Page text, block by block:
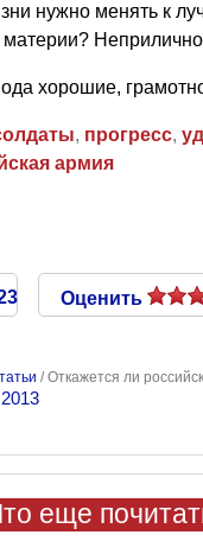
нужно менять к
материи?
хорошие,
, прогресс,
армия
Оценить
/Откажется ли
еще